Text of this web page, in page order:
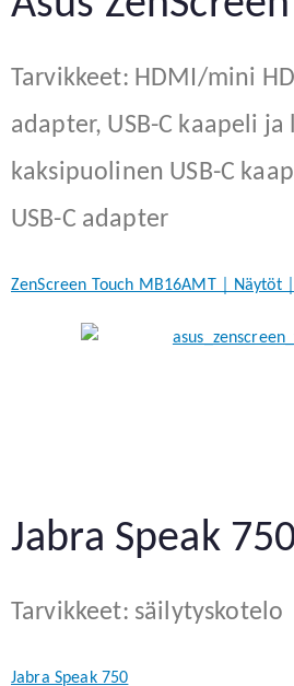
Tarvikkeet: HDMI/mini
adapter, USB-C kaapeli
kaksipuolinen USB-C
USB-C adapter
ZenScreen Touch MB16AMT｜Näytöt
Jabra Speak
Tarvikkeet: säilytyskotelo
Jabra Speak 750